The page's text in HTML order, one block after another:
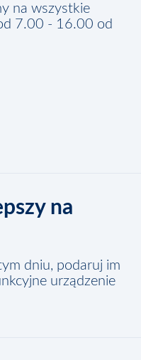
na wszystkie
7.00 - 16.00 od
na
dniu, podaruj im
urządzenie